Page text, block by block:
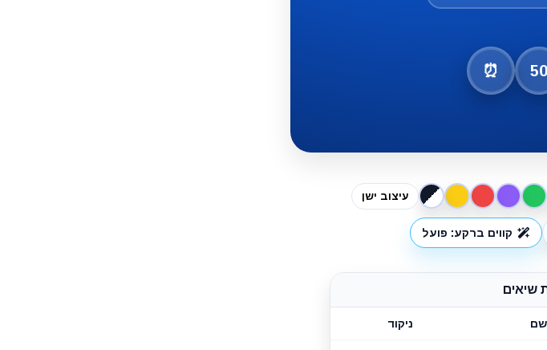
50
⏰
עיצוב ישן
קווים ברקע: פועל
שיאים
שם ניקוד